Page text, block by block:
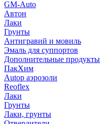
GM-Auto
Автон
Лаки
Грунты
Антигравий и мовиль
Эмаль для суппортов
Дополнительные продукты
ПакХим
Autop аэрозоли
Reoflex
Лаки
Грунты
Лаки, грунты